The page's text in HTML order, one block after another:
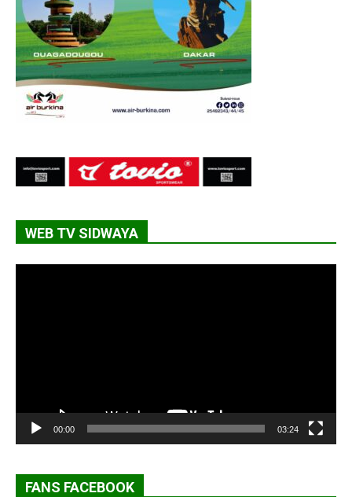
WEB TV SIDWAYA
00:00 03:24
FANS FACEBOOK